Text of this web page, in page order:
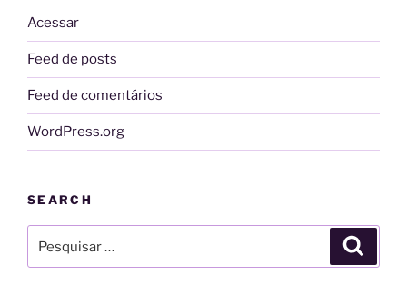
Acessar
Feed de posts
Feed de comentários
WordPress.org
SEARCH
por: